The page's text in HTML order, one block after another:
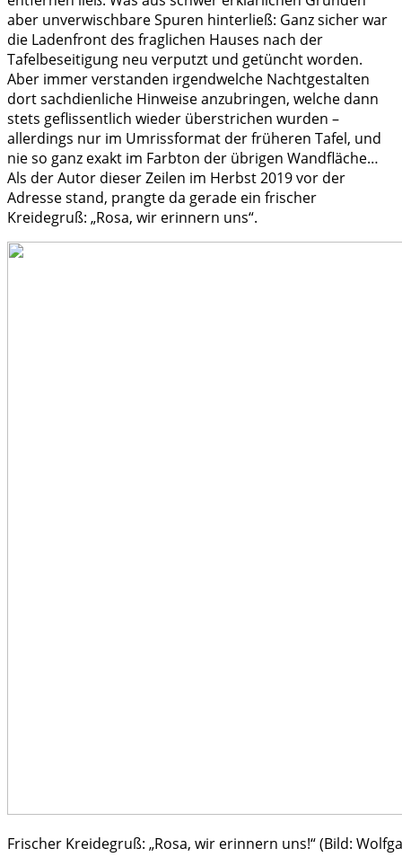
aber unverwischbare Spuren hinterließ: Ganz sicher war
die Ladenfront des fraglichen Hauses nach der
Tafelbeseitigung neu verputzt und getüncht worden.
Aber immer verstanden irgendwelche Nachtgestalten
dort sachdienliche Hinweise anzubringen, welche dann
stets geflissentlich wieder überstrichen wurden –
allerdings nur im Umrissformat der früheren Tafel, und
nie so ganz exakt im Farbton der übrigen Wandfläche…
Als der Autor dieser Zeilen im Herbst 2019 vor der
Adresse stand, prangte da gerade ein frischer
Kreidegruß: „Rosa, wir erinnern uns“.
Frischer Kreidegruß: „Rosa, wir erinnern uns!“ (Bild: